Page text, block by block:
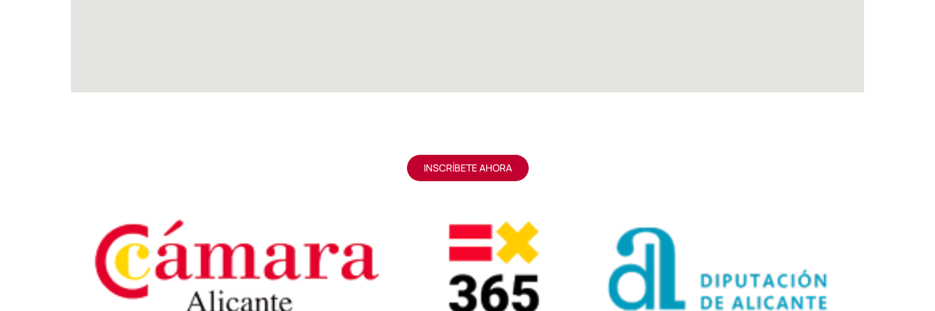
INSCRÍBETE AHORA